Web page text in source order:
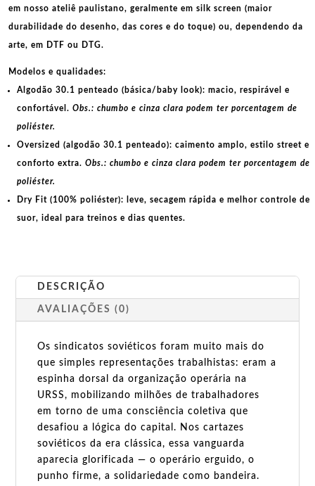
em nosso ateliê paulistano, geralmente em silk screen (maior
durabilidade do desenho, das cores e do toque) ou, dependendo da
arte, em DTF ou DTG.
Modelos e qualidades:
Algodão 30.1 penteado (básica/baby look): macio, respirável e
confortável. Obs.: chumbo e cinza clara podem ter porcentagem de
poliéster.
Oversized (algodão 30.1 penteado): caimento amplo, estilo street e
conforto extra. Obs.: chumbo e cinza clara podem ter porcentagem de
poliéster.
Dry Fit (100% poliéster): leve, secagem rápida e melhor controle de
suor, ideal para treinos e dias quentes.
DESCRIÇÃO
AVALIAÇÕES (0)
Os sindicatos soviéticos foram muito mais do
que simples representações trabalhistas: eram a
espinha dorsal da organização operária na
URSS, mobilizando milhões de trabalhadores
em torno de uma consciência coletiva que
desafiou a lógica do capital. Nos cartazes
soviéticos da era clássica, essa vanguarda
aparecia glorificada — o operário erguido, o
punho firme, a solidariedade como bandeira.